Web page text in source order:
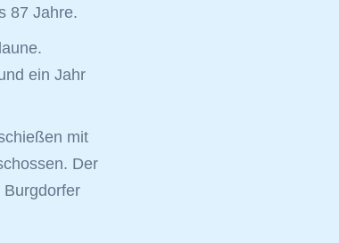
87 Jahre.
ein Jahr
mit
Der